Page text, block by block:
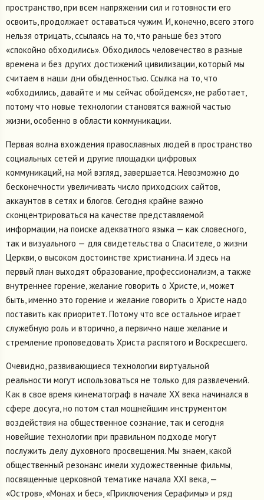
пространство, при всем напряжении сил и готовности его
освоить, продолжает оставаться чужим. И, конечно, всего этого
нельзя отрицать, ссылаясь на то, что раньше без этого
«спокойно обходились». Обходилось человечество в разные
времена и без других достижений цивилизации, который мы
считаем в наши дни обыденностью. Ссылка на то, что
«обходились, давайте и мы сейчас обойдемся», не работает,
потому что новые технологии становятся важной частью
жизни, особенно в области коммуникации.
Первая волна вхождения православных людей в пространство
социальных сетей и другие площадки цифровых
коммуникаций, на мой взгляд, завершается. Невозможно до
бесконечности увеличивать число приходских сайтов,
аккаунтов в сетях и блогов. Сегодня крайне важно
сконцентрироваться на качестве представляемой
информации, на поиске адекватного языка — как словесного,
так и визуального — для свидетельства о Спасителе, о жизни
Церкви, о высоком достоинстве христианина. И здесь на
первый план выходят образование, профессионализм, а также
внутреннее горение, желание говорить о Христе, и, может
быть, именно это горение и желание говорить о Христе надо
поставить как приоритет. Потому что все остальное играет
служебную роль и вторично, а первично наше желание и
стремление проповедовать Христа распятого и Воскресшего.
Очевидно, развивающиеся технологии виртуальной
реальности могут использоваться не только для развлечений.
Как в свое время кинематограф в начале ХХ века начинался в
сфере досуга, но потом стал мощнейшим инструментом
воздействия на общественное сознание, так и сегодня
новейшие технологии при правильном подходе могут
послужить делу духовного просвещения. Мы знаем, какой
общественный резонанс имели художественные фильмы,
посвященные церковной тематике начала XXI века, —
«Остров», «Монах и бес», «Приключения Серафимы» и ряд